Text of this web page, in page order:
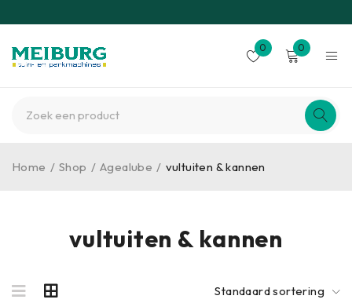
0 0
vultuiten & kannen
Home / Shop / Agealube / vultuiten & kannen
Standaard sortering